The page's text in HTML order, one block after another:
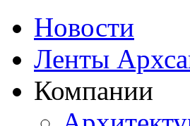
Новости
Ленты
Компании